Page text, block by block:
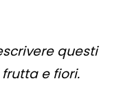
questi
e fiori.